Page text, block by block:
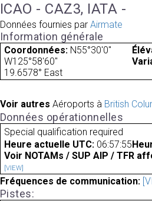
ICAO - CAZ3, IATA -
Données fournies par Airmate
Information générale
Coordonnées: N55°30'0"
W125°58'60"
19.6578° East
Voir autres Aéroports à British
Données opérationnelles
Special qualification required
Heure actuelle UTC: 06:57:55
Voir NOTAMs / SUP AIP / TFR
[VIEW]
Fréquences de communication:
Pistes: